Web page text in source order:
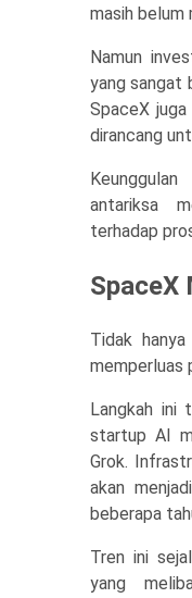
masih belum
Namun
yang sangat
SpaceX
dirancang
antariksa
terhadap
SpaceX
Tidak
memperluas
Langkah ini
startup AI
Grok.
akan
beberapa
Tren ini
yang